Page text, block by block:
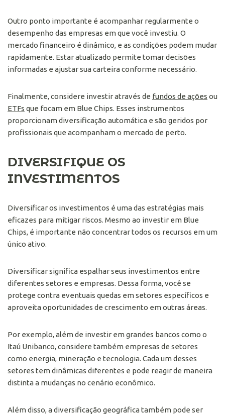
Outro ponto importante é acompanhar regularmente o
desempenho das empresas em que você investiu. O
mercado financeiro é dinâmico, e as condições podem mudar
rapidamente. Estar atualizado permite tomar decisões
informadas e ajustar sua carteira conforme necessário.
Finalmente, considere investir através de fundos de ações ou
ETFs que focam em Blue Chips. Esses instrumentos
proporcionam diversificação automática e são geridos por
profissionais que acompanham o mercado de perto.
DIVERSIFIQUE OS
INVESTIMENTOS
Diversificar os investimentos é uma das estratégias mais
eficazes para mitigar riscos. Mesmo ao investir em Blue
Chips, é importante não concentrar todos os recursos em um
único ativo.
Diversificar significa espalhar seus investimentos entre
diferentes setores e empresas. Dessa forma, você se
protege contra eventuais quedas em setores específicos e
aproveita oportunidades de crescimento em outras áreas.
Por exemplo, além de investir em grandes bancos como o
Itaú Unibanco, considere também empresas de setores
como energia, mineração e tecnologia. Cada um desses
setores tem dinâmicas diferentes e pode reagir de maneira
distinta a mudanças no cenário econômico.
Além disso, a diversificação geográfica também pode ser